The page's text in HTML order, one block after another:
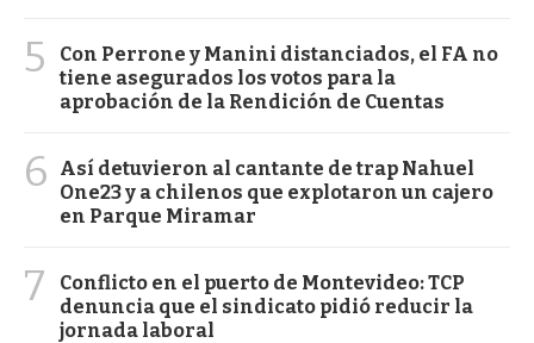
5
Con Perrone y Manini distanciados, el FA no
tiene asegurados los votos para la
aprobación de la Rendición de Cuentas
6
Así detuvieron al cantante de trap Nahuel
One23 y a chilenos que explotaron un cajero
en Parque Miramar
7
Conflicto en el puerto de Montevideo: TCP
denuncia que el sindicato pidió reducir la
jornada laboral